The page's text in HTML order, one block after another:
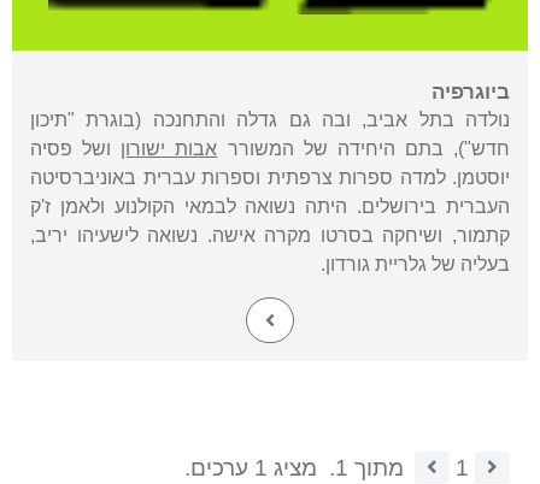
ביוגרפיה
נולדה בתל אביב, ובה גם גדלה והתחנכה (בוגרת "תיכון
חדש"), בתם היחידה של המשורר אבות ישורון ושל פסיה
יוסטמן. למדה ספרות צרפתית וספרות עברית באוניברסיטה
העברית בירושלים. היתה נשואה לבמאי הקולנוע ולאמן ז'ק
קתמור, ושיחקה בסרטו מקרה אישה. נשואה לישעיהו יריב,
בעליה של גלריית גורדון.
1 מתוך 1. מציג 1 ערכים.